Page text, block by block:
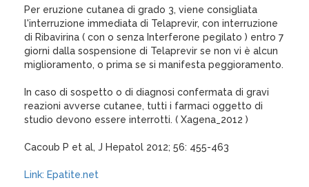
Per eruzione cutanea di grado 3, viene consigliata
l'interruzione immediata di Telaprevir, con interruzione
di Ribavirina ( con o senza Interferone pegilato ) entro 7
giorni dalla sospensione di Telaprevir se non vi è alcun
miglioramento, o prima se si manifesta peggioramento.
In caso di sospetto o di diagnosi confermata di gravi
reazioni avverse cutanee, tutti i farmaci oggetto di
studio devono essere interrotti. ( Xagena_2012 )
Cacoub P et al, J Hepatol 2012; 56: 455-463
Link: Epatite.net